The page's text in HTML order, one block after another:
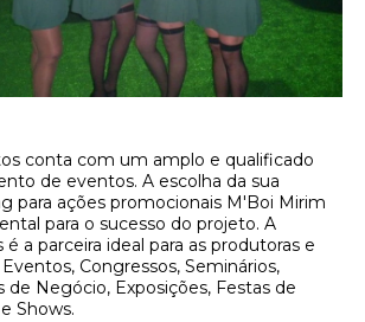
conta com um amplo e qualificado
de eventos. A escolha da sua
para ações promocionais M'Boi Mirim
para o sucesso do projeto. A
a parceira ideal para as produtoras e
Congressos, Seminários,
de Negócio, Exposições, Festas de
Shows.